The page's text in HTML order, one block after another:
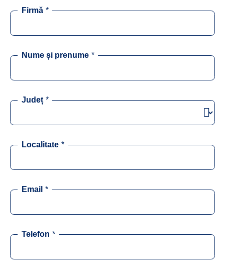
Firmă *
Nume și prenume *
Județ *
Localitate *
Email *
Telefon *